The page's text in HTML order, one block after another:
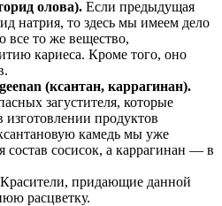
олова). Если предыдущая
натрия, то здесь мы имеем дело
все то же вещество,
кариеса. Кроме того, оно
(ксантан, каррагинан).
загустителя, которые
изготовлении продуктов
камедь мы уже
состав сосисок, а каррагинан — в
Красители, придающие данной
расцветку.